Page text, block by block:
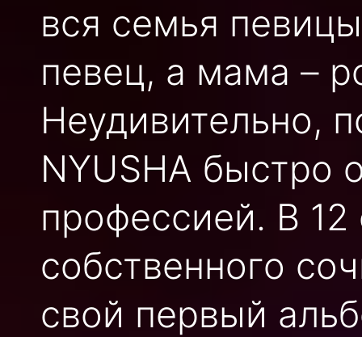
вся семья
певец, а мама –
Неудивительно,
NYUSHA быстро
профессией. В
собственного
свой первый